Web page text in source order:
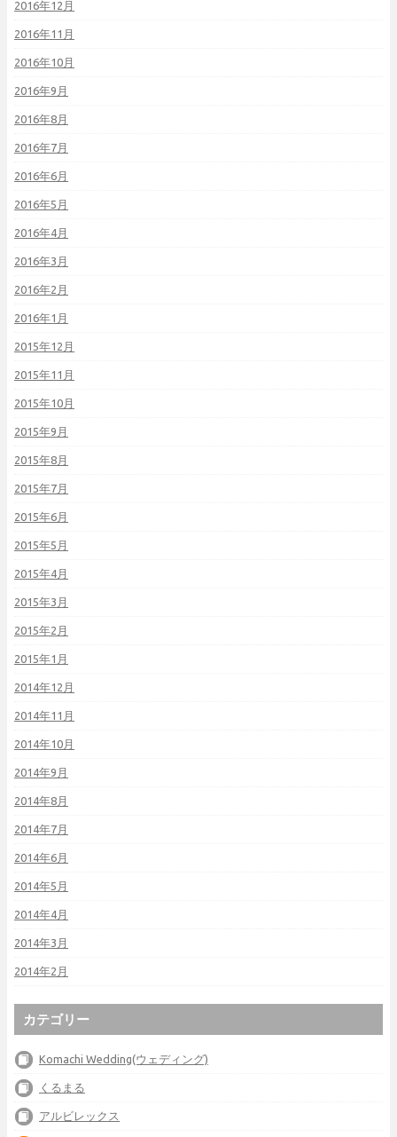
2016年12月
2016年11月
2016年10月
2016年9月
2016年8月
2016年7月
2016年6月
2016年5月
2016年4月
2016年3月
2016年2月
2016年1月
2015年12月
2015年11月
2015年10月
2015年9月
2015年8月
2015年7月
2015年6月
2015年5月
2015年4月
2015年3月
2015年2月
2015年1月
2014年12月
2014年11月
2014年10月
2014年9月
2014年8月
2014年7月
2014年6月
2014年5月
2014年4月
2014年3月
2014年2月
カテゴリー
Komachi Wedding(ウェディング)
くるまる
アルビレックス